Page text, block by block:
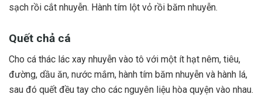
sạch rồi cắt nhuyễn. Hành tím lột vỏ rồi băm nhuyễn.
Quết chả cá
Cho cá thác lác xay nhuyễn vào tô với một ít hạt nêm, tiêu,
đường, dầu ăn, nước mắm, hành tím băm nhuyễn và hành lá,
sau đó quết đều tay cho các nguyên liệu hòa quyện vào nhau.